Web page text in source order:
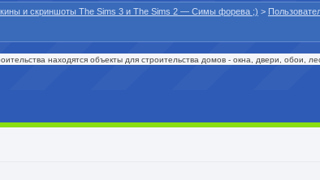
и скриншоты The Sims 3 и The Sims 2 — Симы форева ;) >
находятся объекты для строительства домов - окна, двери, обои,